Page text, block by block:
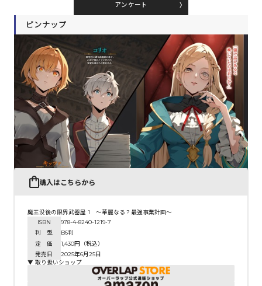
アンケート
ピンナップ
購入はこちらから
魔王没後の限界武器屋 1 ～華麗なる？最強事業計画～
ISBN
978-4-8240-1219-7
判 型
B6判
定 価
1,430円（税込）
発売日
2025年6月25日
▼ 取り扱いショップ